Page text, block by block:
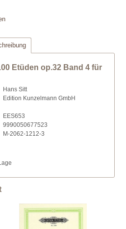
Etüden op.32 Band 4 für
Hans Sitt
Edition Kunzelmann GmbH
EES653
9990050677523
M-2062-1212-3